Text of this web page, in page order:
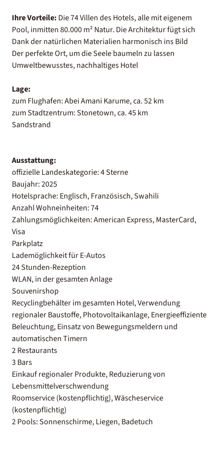
Ihre Vorteile: Die 74 Villen des Hotels, alle mit eigenem
Pool, inmitten 80.000 m² Natur. Die Architektur fügt sich
Dank der natürlichen Materialien harmonisch ins Bild
Der perfekte Ort, um die Seele baumeln zu lassen
Umweltbewusstes, nachhaltiges Hotel
Lage:
zum Flughafen: Abei Amani Karume, ca. 52 km
zum Stadtzentrum: Stonetown, ca. 45 km
Sandstrand
Ausstattung:
offizielle Landeskategorie: 4 Sterne
Baujahr: 2025
Hotelsprache: Englisch, Französisch, Swahili
Anzahl Wohneinheiten: 74
Zahlungsmöglichkeiten: American Express, MasterCard,
Visa
Parkplatz
Lademöglichkeit für E-Autos
24 Stunden-Rezeption
WLAN, in der gesamten Anlage
Souvenirshop
Recyclingbehälter im gesamten Hotel, Verwendung
regionaler Baustoffe, Photovoltaikanlage, Energieeffiziente
Beleuchtung, Einsatz von Bewegungsmeldern und
automatischen Timern
2 Restaurants
3 Bars
Einkauf regionaler Produkte, Reduzierung von
Lebensmittelverschwendung
Roomservice (kostenpflichtig), Wäscheservice
(kostenpflichtig)
2 Pools: Sonnenschirme, Liegen, Badetuch